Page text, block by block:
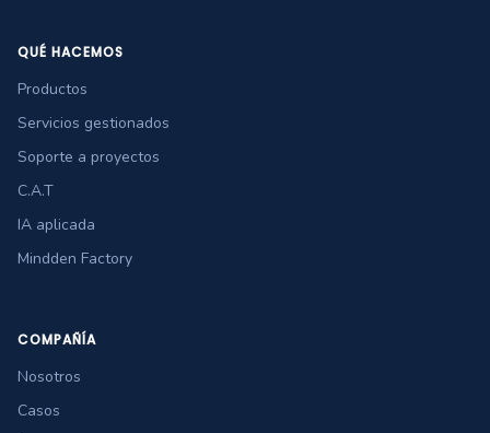
QUÉ HACEMOS
Productos
Servicios gestionados
Soporte a proyectos
C.A.T
IA aplicada
Mindden Factory
COMPAÑÍA
Nosotros
Casos